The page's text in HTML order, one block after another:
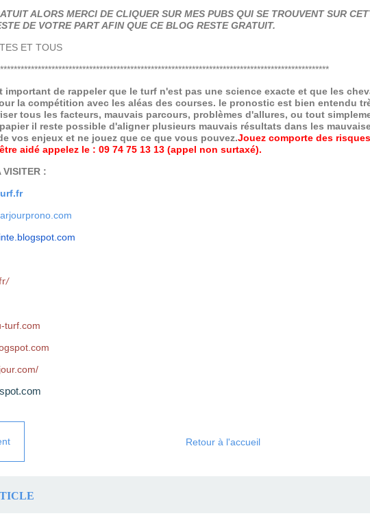
ALORS MERCI DE CLIQUER SUR MES PUBS QUI SE TROUVENT SUR
DE VOTRE PART AFIN QUE CE BLOG RESTE GRATUIT.
ET TOUS
important de rappeler que le turf n'est pas une science exacte et que les
la compétition avec les aléas des courses. le pronostic est bien entendu
tous les facteurs, mauvais parcours, problèmes d'allures, ou tout
il reste possible d'aligner plusieurs mauvais résultats dans les
vos enjeux et ne jouez que ce que vous pouvez.Jouez comporte des
aidé appelez le : 09 74 75 13 13 (appel non surtaxé).
VISITER :
blogspot.com
turf.com
Retour à l'accueil